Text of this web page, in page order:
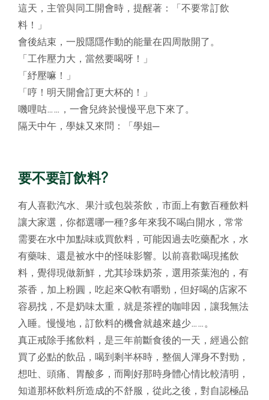
這天，主管與同工開會時，提醒著：「不要常訂飲
料！」
會後結束，一股隱隱作動的能量在四周散開了。
「工作壓力大，當然要喝呀！」
「紓壓嘛！」
「哼！明天開會訂更大杯的！」
嘰哩咕……，一會兒終於慢慢平息下來了。
隔天中午，學妹又來問：「學姐─
要不要訂飲料?
有人喜歡汽水、果汁或包裝茶飲，市面上有數百種飲料
讓大家選，你都選哪一種?多年來我不喝白開水，常常
需要在水中加點味或買飲料，可能因過去吃藥配水，水
有藥味、還是被水中的怪味影響。以前喜歡喝現搖飲
料，覺得現做新鮮，尤其珍珠奶茶，選用茶葉泡的，有
茶香，加上粉圓，吃起來Q軟有嚼勁，但好喝的店家不
容易找，不是奶味太重，就是茶裡的咖啡因，讓我無法
入睡。慢慢地，訂飲料的機會就越來越少……。
真正戒除手搖飲料，是三年前斷食後的一天，經過公館
買了必點的飲品，喝到剩半杯時，整個人渾身不對勁，
想吐、頭痛、胃酸多，而剛好那時身體心情比較清明，
知道那杯飲料所造成的不舒服，從此之後，對自認極品